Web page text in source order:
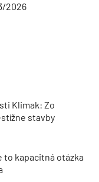
2026
Klimak: Zo
stavby
to kapacitná otázka